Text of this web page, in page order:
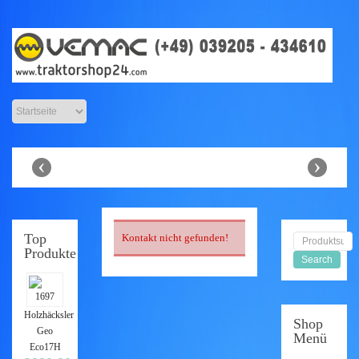
Anbaugeräte
Shop
›
‹
Kontakt nicht gefunden!
Top
Produkte
Holzhäcksler
Geo
Eco17H
Shop
Menü